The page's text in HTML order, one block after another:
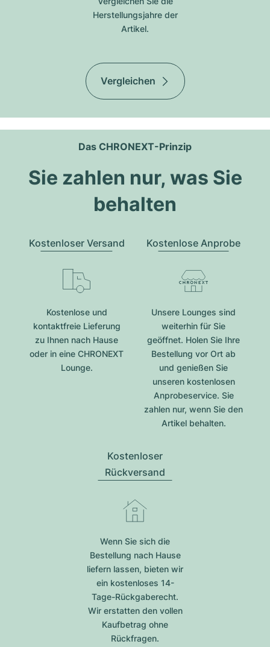
Herstellungsjahre der
Artikel.
Vergleichen
Das CHRONEXT-Prinzip
Sie zahlen nur, was Sie
behalten
Kostenloser Versand
Kostenlose und
kontaktfreie Lieferung
zu Ihnen nach Hause
oder in eine CHRONEXT
Lounge.
Kostenlose Anprobe
Unsere Lounges sind
weiterhin für Sie
geöffnet. Holen Sie Ihre
Bestellung vor Ort ab
und genießen Sie
unseren kostenlosen
Anprobeservice. Sie
zahlen nur, wenn Sie den
Artikel behalten.
Kostenloser
Rückversand
Wenn Sie sich die
Bestellung nach Hause
liefern lassen, bieten wir
ein kostenloses 14-
Tage-Rückgaberecht.
Wir erstatten den vollen
Kaufbetrag ohne
Rückfragen.